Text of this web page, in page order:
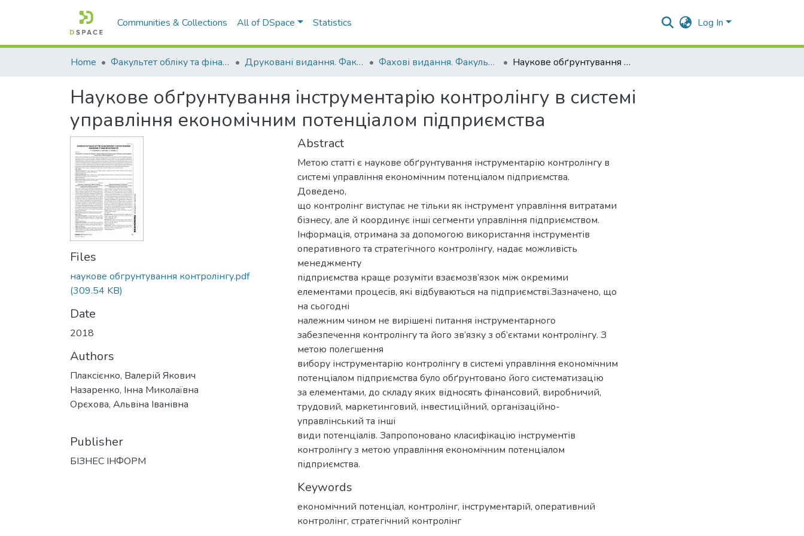
Communities & Collections All of DSpace Statistics Log In
Home Факультет обліку та фінансів Друковані видання. Факультет обліку та фінансів Фахові видання. Факультет обліку та фінансів Наукове обґрунтування інструментарію контролінгу в системі управління економічним потенціалом підприємства
Наукове обґрунтування інструментарію контролінгу в системі
управління економічним потенціалом підприємства
Files
наукове обгрунтування контролінгу.pdf
(309.54 KB)
Date
2018
Authors
Плаксієнко, Валерій Якович
Назаренко, Інна Миколаївна
Орєхова, Альвіна Іванівна
Publisher
БІЗНЕС ІНФОРМ
Abstract
Метою статті є наукове обґрунтування інструментарію контролінгу в
системі управління економічним потенціалом підприємства.
Доведено,
що контролінг виступає не тільки як інструмент управління витратами
бізнесу, але й координує інші сегменти управління підприємством.
Інформація, отримана за допомогою використання інструментів
оперативного та стратегічного контролінгу, надає можливість
менеджменту
підприємства краще розуміти взаємозв’язок між окремими
елементами процесів, які відбуваються на підприємстві.Зазначено, що
на сьогодні
належним чином не вирішені питання інструментарного
забезпечення контролінгу та його зв’язку з об’єктами контролінгу. З
метою полегшення
вибору інструментарію контролінгу в системі управління економічним
потенціалом підприємства було обґрунтовано його систематизацію
за елементами, до складу яких відносять фінансовий, виробничий,
трудовий, маркетинговий, інвестиційний, організаційно-
управлінський та інші
види потенціалів. Запропоновано класифікацію інструментів
контролінгу з метою управління економічним потенціалом
підприємства.
Keywords
економічний потенціал, контролінг, інструментарій, оперативний
контролінг, стратегічний контролінг